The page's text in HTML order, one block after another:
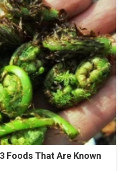
Foods That Are Known